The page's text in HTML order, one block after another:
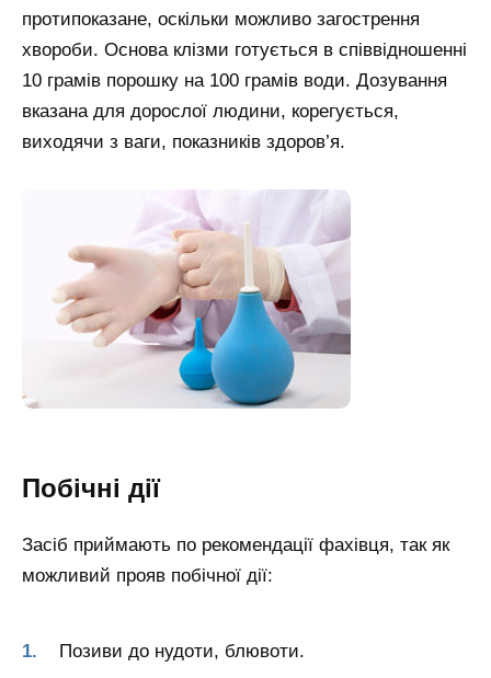
протипоказане, оскільки можливо загострення
хвороби. Основа клізми готується в співвідношенні
10 грамів порошку на 100 грамів води. Дозування
вказана для дорослої людини, корегується,
виходячи з ваги, показників здоров’я.
Побічні дії
Засіб приймають по рекомендації фахівця, так як
можливий прояв побічної дії:
Позиви до нудоти, блювоти.